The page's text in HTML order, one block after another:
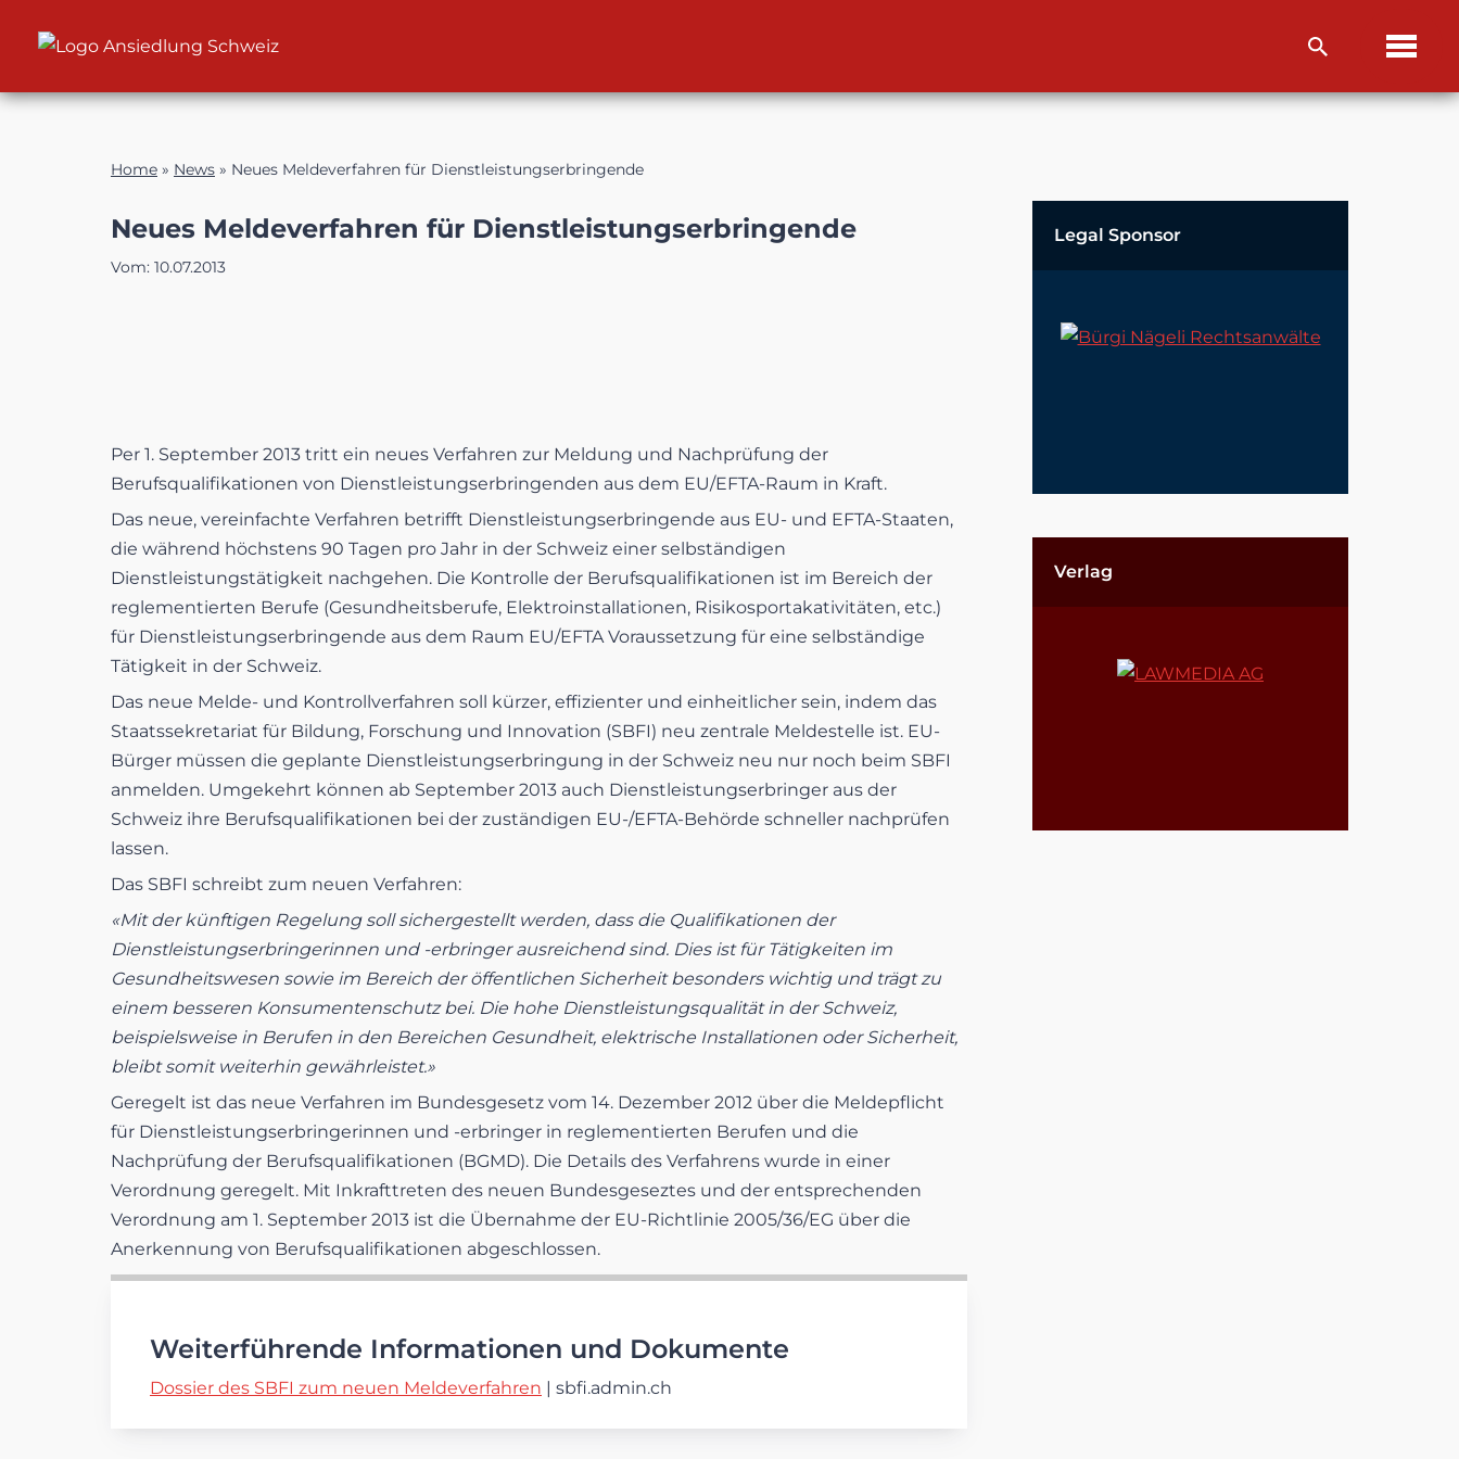
Inhalt
Home » News » Neues Meldeverfahren für Dienstleistungserbringende
Neues Meldeverfahren für Dienstleistungserbringende
Vom: 10.07.2013
Per 1. September 2013 tritt ein neues Verfahren zur Meldung und Nachprüfung der
Berufsqualifikationen von Dienstleistungserbringenden aus dem EU/EFTA-Raum in Kraft.
Das neue, vereinfachte Verfahren betrifft Dienstleistungserbringende aus EU- und EFTA-Staaten,
die während höchstens 90 Tagen pro Jahr in der Schweiz einer selbständigen
Dienstleistungstätigkeit nachgehen. Die Kontrolle der Berufsqualifikationen ist im Bereich der
reglementierten Berufe (Gesundheitsberufe, Elektroinstallationen, Risikosportakativitäten, etc.)
für Dienstleistungserbringende aus dem Raum EU/EFTA Voraussetzung für eine selbständige
Tätigkeit in der Schweiz.
Das neue Melde- und Kontrollverfahren soll kürzer, effizienter und einheitlicher sein, indem das
Staatssekretariat für Bildung, Forschung und Innovation (SBFI) neu zentrale Meldestelle ist. EU-
Bürger müssen die geplante Dienstleistungserbringung in der Schweiz neu nur noch beim SBFI
anmelden. Umgekehrt können ab September 2013 auch Dienstleistungserbringer aus der
Schweiz ihre Berufsqualifikationen bei der zuständigen EU-/EFTA-Behörde schneller nachprüfen
lassen.
Das SBFI schreibt zum neuen Verfahren:
«Mit der künftigen Regelung soll sichergestellt werden, dass die Qualifikationen der
Dienstleistungserbringerinnen und -erbringer ausreichend sind. Dies ist für Tätigkeiten im
Gesundheitswesen sowie im Bereich der öffentlichen Sicherheit besonders wichtig und trägt zu
einem besseren Konsumentenschutz bei. Die hohe Dienstleistungsqualität in der Schweiz,
beispielsweise in Berufen in den Bereichen Gesundheit, elektrische Installationen oder Sicherheit,
bleibt somit weiterhin gewährleistet.»
Geregelt ist das neue Verfahren im Bundesgesetz vom 14. Dezember 2012 über die Meldepflicht
für Dienstleistungserbringerinnen und -erbringer in reglementierten Berufen und die
Nachprüfung der Berufsqualifikationen (BGMD). Die Details des Verfahrens wurde in einer
Verordnung geregelt. Mit Inkrafttreten des neuen Bundesgeseztes und der entsprechenden
Verordnung am 1. September 2013 ist die Übernahme der EU-Richtlinie 2005/36/EG über die
Anerkennung von Berufsqualifikationen abgeschlossen.
Weiterführende Informationen und Dokumente
Dossier des SBFI zum neuen Meldeverfahren | sbfi.admin.ch
Legal Sponsor
Verlag